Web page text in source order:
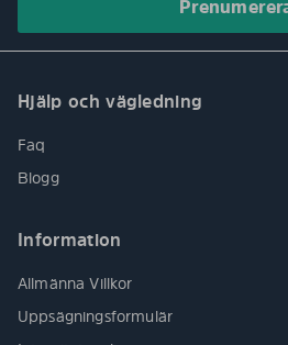
Hjälp och vägledning
Faq
Blogg
Information
Allmänna Villkor
Uppsägningsformulär